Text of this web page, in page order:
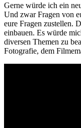
Gerne würde ich ein
Und zwar Fragen von
eure Fragen zustellen.
einbauen. Es würde
diversen Themen zu
Fotografie, dem